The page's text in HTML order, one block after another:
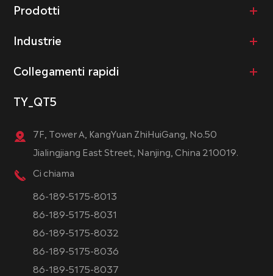
Prodotti
Industrie
Collegamenti rapidi
TY_QT5
7F, Tower A, KangYuan ZhiHuiGang, No.50
Jialingjiang East Street, Nanjing, China 210019.
Ci chiama
86-189-5175-8013
86-189-5175-8031
86-189-5175-8032
86-189-5175-8036
86-189-5175-8037